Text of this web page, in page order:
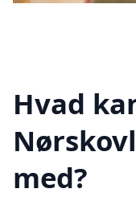
Hvad
med?